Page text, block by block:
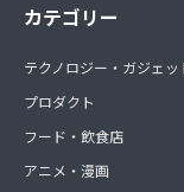
カテゴリー
テクノロジー・ガジェッ
プロダクト
フード・飲食店
アニメ・漫画